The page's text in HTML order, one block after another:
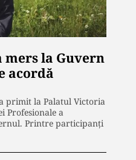
mers la Guvern
acordă
primit la Palatul Victoria
Profesionale a
Printre participanți